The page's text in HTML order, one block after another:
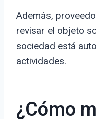
Además,
revisar el objeto
sociedad está
actividades.
¿Cómo